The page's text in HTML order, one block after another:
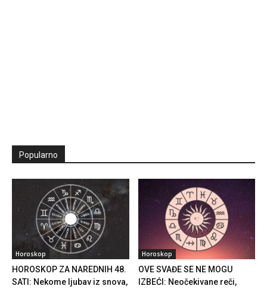
Popularno
Horoskop
HOROSKOP ZA NAREDNIH 48.
SATI: Nekome ljubav iz snova,
Horoskop
OVE SVAĐE SE NE MOGU
IZBEĆI: Neočekivane reči,